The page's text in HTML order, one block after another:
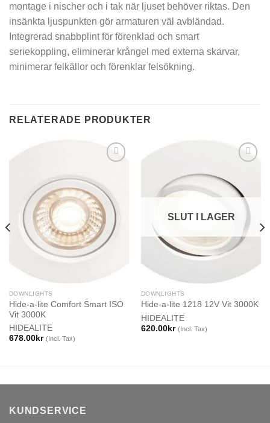
montage i nischer och i tak när ljuset behöver riktas. Den
insänkta ljuspunkten gör armaturen väl avbländad.
Integrerad snabbplint för förenklad och smart
seriekoppling, eliminerar krångel med externa skarvar,
minimerar felkällor och förenklar felsökning.
RELATERADE PRODUKTER
DOWNLIGHTS
Hide-a-lite Comfort Smart ISO
Vit 3000K
HIDEALITE
678.00kr (Incl. Tax)
SLUT I LAGER
DOWNLIGHTS
Hide-a-lite 1218 12V Vit 3000K
HIDEALITE
620.00kr (Incl. Tax)
KUNDSERVICE